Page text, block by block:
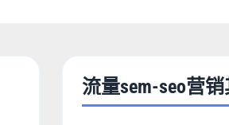
流量sem-seo营